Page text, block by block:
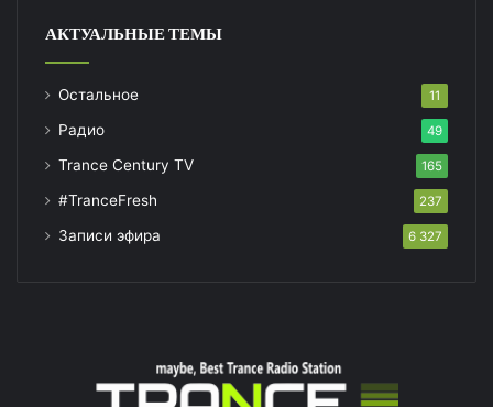
АКТУАЛЬНЫЕ ТЕМЫ
Остальное 11
Радио 49
Trance Century TV 165
#TranceFresh 237
Записи эфира 6 327